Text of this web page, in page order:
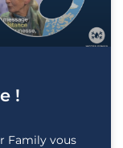
!
Family vous